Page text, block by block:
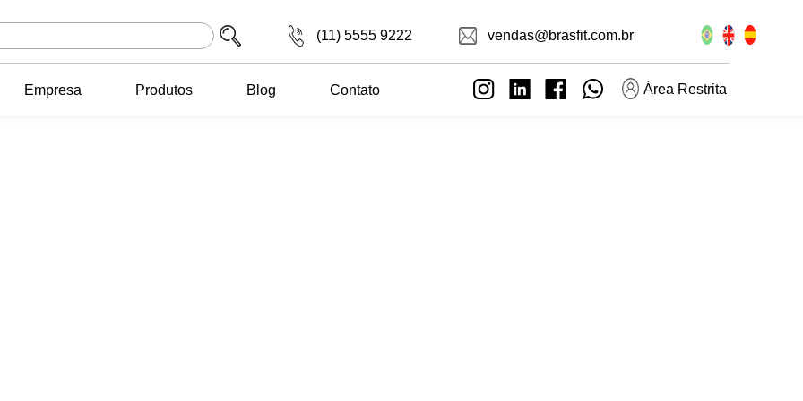
(11) 5555 9222 vendas@brasfit.com.br
Empresa Produtos Blog Contato Área Restrita